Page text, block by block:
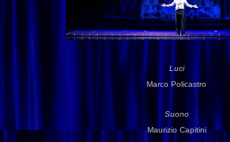
Luci
Marco Policastro
Suono
Maurizio Capitini